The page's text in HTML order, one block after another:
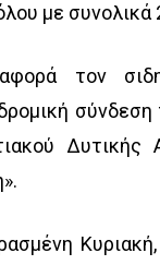
με
τον
Δυτικής